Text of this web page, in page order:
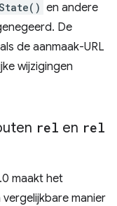
en andere
De
de aanmaak-URL
wijzigingen
rel en rel
maakt het
manier